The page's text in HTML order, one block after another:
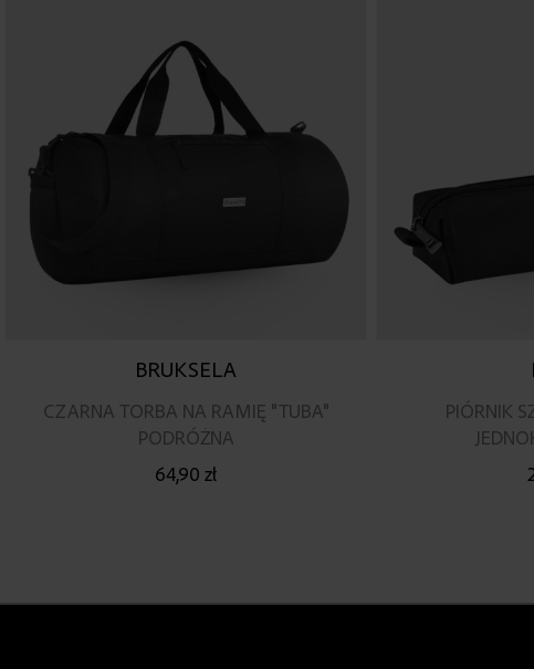
BRUKSELA
CZARNA TORBA NA RAMIĘ "TUBA"
PODRÓŻNA
64,90 zł
PIÓRNIK